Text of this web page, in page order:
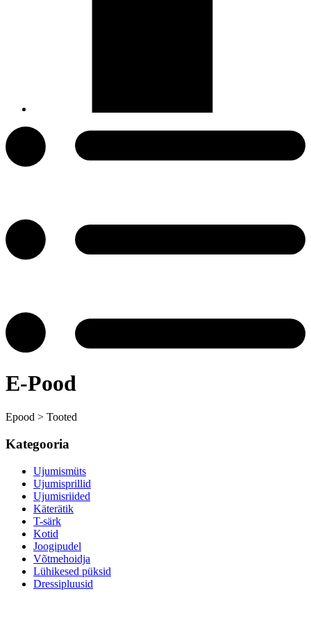
E-Pood
Epood > Tooted
Kategooria
Ujumismüts
Ujumisprillid
Ujumisriided
Käterätik
T-särk
Kotid
Joogipudel
Võtmehoidja
Lühikesed püksid
Dressipluusid